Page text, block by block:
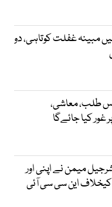
مبینہ غفلت کوتاہی، دو
طلب، معاشی،
غور کیا جائےگا
میمن نے اپنی اور
این سی سی آئی